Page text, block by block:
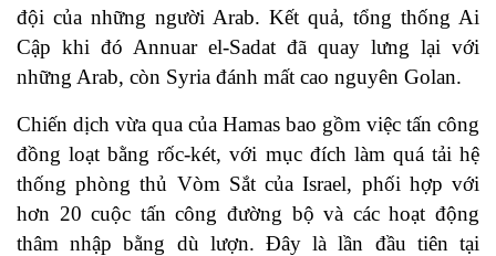
đội của những người Arab. Kết quả, tổng thống Ai
Cập khi đó Annuar el-Sadat đã quay lưng lại với
những Arab, còn Syria đánh mất cao nguyên Golan.
Chiến dịch vừa qua của Hamas bao gồm việc tấn công
đồng loạt bằng rốc-két, với mục đích làm quá tải hệ
thống phòng thủ Vòm Sắt của Israel, phối hợp với
hơn 20 cuộc tấn công đường bộ và các hoạt động
thâm nhập bằng dù lượn. Đây là lần đầu tiên tại